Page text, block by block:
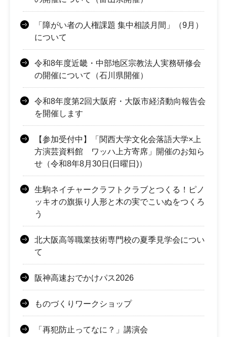
「障がい者の人権課題 集中相談月間」（9月）
について
令和8年度近畿・中部地区宗教法人実務研修会
の開催について（石川県開催）
令和8年度第2回大阪府・大阪市経済動向報告会
を開催します
【参加受付中】「関西大学文化会落語大学×上
方演芸資料館 ワッハ上方寄席」開催のお知ら
せ（令和8年8月30日(日曜日)）
生駒ネイチャークラフトクラブとつくる！ピノ
ッキオの旗振り人形と木の実でこいぬをつくろ
う
北大阪高等職業技術専門校の夏季見学会につい
て
阪神高速おでかけパス2026
ものづくりワークショップ
「再犯防止ってなに？」講演会